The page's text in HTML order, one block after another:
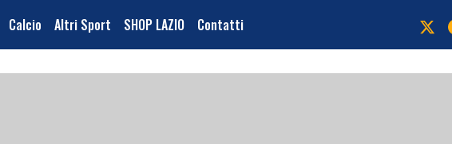
Calcio Altri Sport SHOP LAZIO Contatti